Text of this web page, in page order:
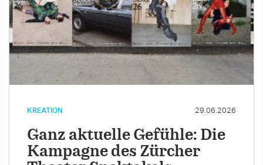
KREATION 29.06.2026
Ganz aktuelle Gefühle: Die
Kampagne des Zürcher